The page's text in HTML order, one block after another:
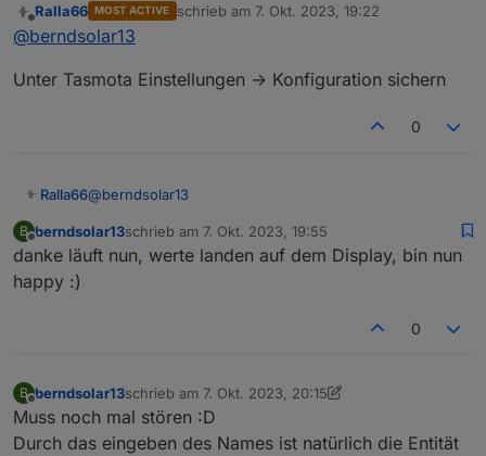
kann man vorher die alte "notfalls" auslesen und
sichern ?
schieben
Offline
Ralla66 MOST ACTIVE schrieb am 7. Okt. 2023, 19:22
zuletzt editiert von
@berndsolar13
Unter Tasmota Einstellungen -> Konfiguration sichern
0
Ralla66@berndsolar13
Unter Tasmota Einstellungen -> Konfiguration sichern
B
Offline
berndsolar13schrieb am 7. Okt. 2023, 19:55
zuletzt editiert von
danke läuft nun, werte landen auf dem Display, bin nun
happy :)
0
B berndsolar13schrieb am 7. Okt. 2023, 20:15
zuletzt editiert von berndsolar13
Muss noch mal stören :D
Durch das eingeben des Names ist natürlich die Entität